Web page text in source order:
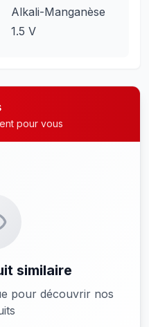
Alkali-Manganèse
1.5 V
pour vous
similaire
pour découvrir nos